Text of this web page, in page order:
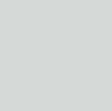
за здравие и
храмах Иерусалима и
в Стену Плача,
камне Миропомазания.